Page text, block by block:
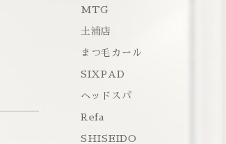
MTG
土浦店
まつ毛カール
SIXPAD
ヘッドスパ
Refa
SHISEIDO